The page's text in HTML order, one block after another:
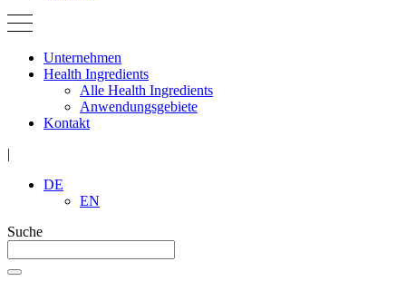
Unternehmen
Health Ingredients
Alle Health Ingredients
Anwendungsgebiete
Kontakt
|
DE
EN
Suche